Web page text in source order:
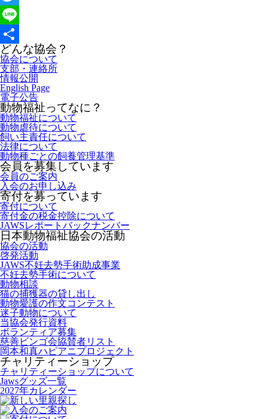
Twitter
Line
共
有
どんな協会？
協会について
支部・連絡所
情報公開
English Page
電子公告
動物福祉ってなに？
動物福祉について
動物虐待について
飼い主責任について
法律について
動物種ごとの飼養管理基準
会員を募集しています
会員のご案内
入会のお申し込み
寄付を募っています
寄付について
寄付金の税金控除について
JAWSレポートバックナンバー
日本動物福祉協会の活動
協会の活動
啓発活動
JAWS不妊去勢手術助成事業
不妊去勢手術について
動物相談
猫の捕獲器の貸し出し
動物愛護の作文コンテスト
迷子動物について
当協会発行資料
ボランティア募集
慈善ビンゴ会協賛者リスト
岡本和真ハピアニプロジェクト
チャリティーショップ
チャリティーショップについて
Jawsグッズ一覧
2027年カレンダー